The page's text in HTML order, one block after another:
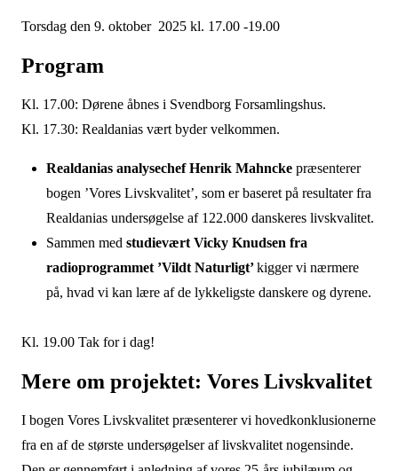
Torsdag den 9. oktober 2025 kl. 17.00 -19.00
Program
Kl. 17.00: Dørene åbnes i Svendborg Forsamlingshus.
Kl. 17.30: Realdanias vært byder velkommen.
Realdanias analysechef Henrik Mahnckepræsenterer
bogen ’Vores Livskvalitet’, som er baseret på resultater fra
Realdanias undersøgelse af 122.000 danskeres livskvalitet.
Sammen med studievært Vicky Knudsen fra
radioprogrammet ’Vildt Naturligt’kigger vi nærmere
på, hvad vi kan lære af de lykkeligste danskere og dyrene.
Kl. 19.00 Tak for i dag!
Mere om projektet: Vores Livskvalitet
I bogen Vores Livskvalitet præsenterer vi hovedkonklusionerne
fra en af de største undersøgelser af livskvalitet nogensinde.